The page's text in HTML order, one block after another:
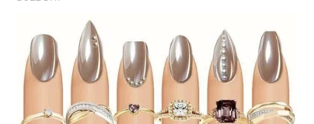
TAPANULI
SELATAN
WN
LESUNG